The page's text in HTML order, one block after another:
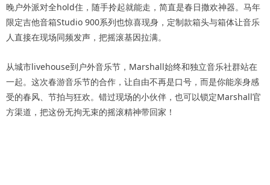
晚户外派对全hold住，随手拎起就能走，简直是春日撒欢神器。马年
限定吉他音箱Studio 900系列也惊喜现身，定制款箱头与箱体让音乐
人直接在现场同频发声，把摇滚基因拉满。
从城市livehouse到户外音乐节，Marshall始终和独立音乐社群站在
一起。这次春游音乐节的合作，让自由不再是口号，而是你能亲身感
受的春风、节拍与狂欢。错过现场的小伙伴，也可以锁定Marshall官
方渠道，把这份无拘无束的摇滚精神带回家！